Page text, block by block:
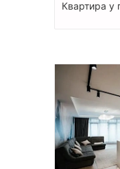
Квартира у